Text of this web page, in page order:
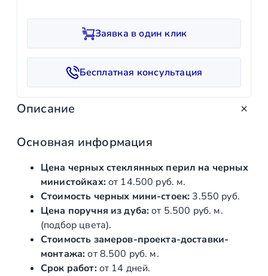
в
о
н
а
ч
ь
н
а
я
ц
е
н
у
а
я
ц
:
1
8
1
в
о
о
а
а
С
е
л
Заявка в один клик
Бесплатная консультация
Описание
Основная информация
Цена черных стеклянных перил на черных
министойках:от 14.500 руб. м.
Стоимость черных мини-стоек: 3.550 руб.
Цена поручня из дуба:от 5.500 руб. м.
(подбор цвета).
Стоимость замеров-проекта-доставки-
монтажа:от 8.500 руб. м.
Срок работ:от 14 дней.